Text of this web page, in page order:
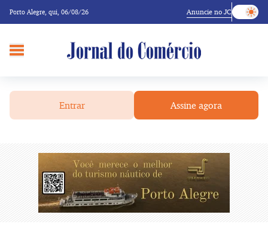
Porto Alegre, qui, 06/08/26 Anuncie no JC
Entrar Assine agora